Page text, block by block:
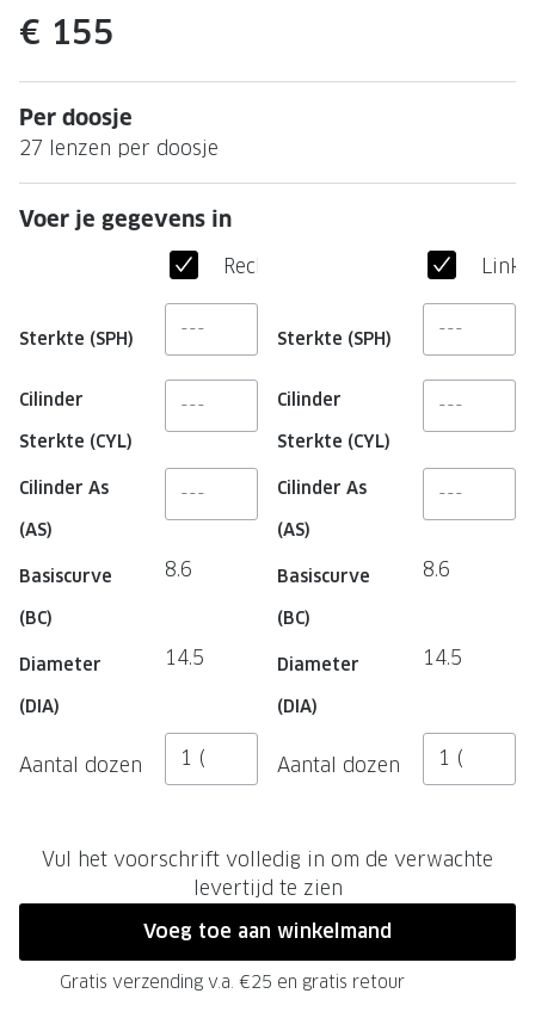
Nachtbrillen
MERKEN
Prada
Miu Miu
Burberry
Oakley
Saint Laurent
Alle merken
NIEUWE COLLECTIE
ACTIES VOOR JOU
Jouw complete merkbril voor 239,-
Tweede designerbril cadeau
Tot 200.- korting op een complete
BRILABONNEMENT
GrandOptical Zicht Plan
Prada
Tom
Oakley
Burberry
Saint
Alle
ACTIES
Tweede
sterkte
Alle
€ 155
Per doosje
27 lenzen per doosje
Voer je gegevens in
Rechteroog
Sterkte (SPH)
Cilinder
Sterkte (CYL)
Cilinder As
(AS)
Basiscurve
(BC)
8.6
Diameter
(DIA)
14.5
Aantal dozen
Sterkte (SPH)
Cilinder
Sterkte (CYL)
Cilinder As
(AS)
Basiscurve
(BC)
8.6
Diameter
(DIA)
14.5
Aantal dozen
Vul het voorschrift volledig in om de verwachte
levertijd te zien
Voeg toe aan winkelmand
Gratis verzending v.a. €25 en gratis retour